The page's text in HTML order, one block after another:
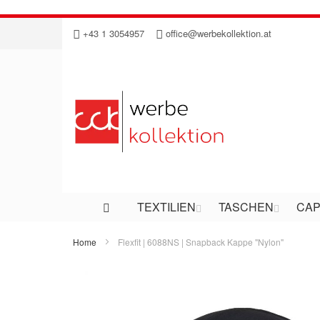
Direkt
Inhalt
+43 1 3054957 office@werbekollektion.at
TEXTILIEN TASCHEN
Home Flexfit | 6088NS | Snapback Kappe "Nylon"